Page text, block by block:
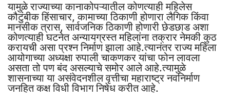
यामुळे राज्याच्या कानाकोपऱ्यातील कोणत्याही महिलेस
कौटुंबीक हिंसाचार, कामाच्या ठिकाणी होणारा लैगिक किंवा
मानसीक त्रास, सार्वजनिक ठिकाणी होणारी छेडछाड अशा
कोणत्याही घटनेत अन्यायग्रस्त महिलांना तक्रार नेमकी कुठ
करायची असा प्रश्न निर्माण झाला आहे.त्यानंतर राज्य महिला
आयोगाच्या अध्यक्षा रुपाली चाकणकर यांचा फोन लावला
असता तो पण बंद असल्याचे समोर आले आहे.त्यामुळे
शासनाच्या या असंवेदनशील वृत्तीचा महाराष्ट्र नवनिर्माण
जनहित कक्ष विधी विभाग निषेध करीत आहे.